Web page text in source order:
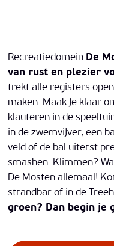
Recreatiedomein De
van rust en plezier
trekt alle registers
maken. Maak je klaar
klauteren in de
in de zwemvijver, een
veld of de bal uiterst
smashen. Klimmen?
De Mosten allemaal!
strandbar of in de
groen? Dan begin je